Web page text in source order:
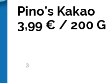
Pino’s Kakao
3,99 € / 200 G
3